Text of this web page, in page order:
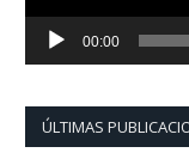
00:00
ÚLTIMAS